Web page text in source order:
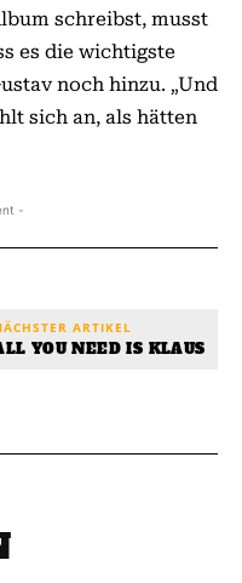
schreibst, musst
es die wichtigste
noch hinzu. „Und
sich an, als hätten
-
ARTIKEL
YOU NEED IS KLAUS